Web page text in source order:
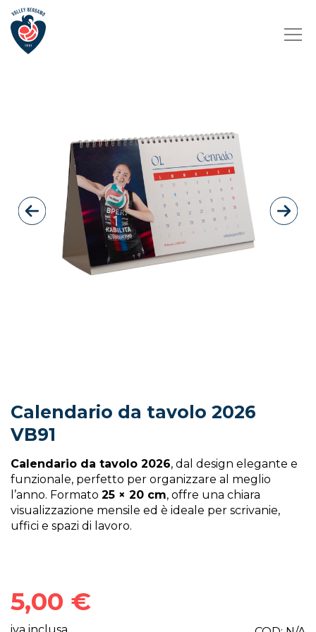
Calendario da tavolo 2026
VB91
Calendario da tavolo 2026, dal design elegante e
funzionale, perfetto per organizzare al meglio
l’anno. Formato 25 × 20 cm, offre una chiara
visualizzazione mensile ed è ideale per scrivanie,
uffici e spazi di lavoro.
5,00 €